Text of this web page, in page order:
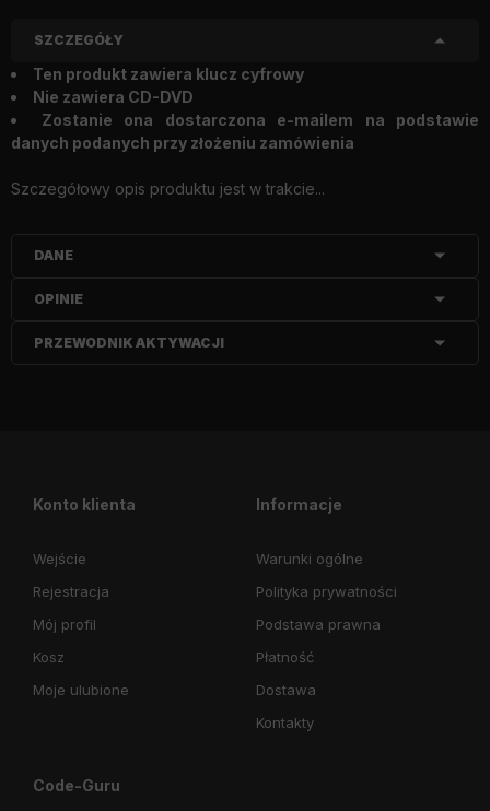
SZCZEGÓŁY
Ten produkt zawiera klucz cyfrowy
Nie zawiera CD-DVD
Zostanie ona dostarczona e-mailem na podstawie
danych podanych przy złożeniu zamówienia
Szczegółowy opis produktu jest w trakcie...
DANE
OPINIE
PRZEWODNIK AKTYWACJI
Konto klienta
Wejście
Rejestracja
Mój profil
Kosz
Moje ulubione
Informacje
Warunki ogólne
Polityka prywatności
Podstawa prawna
Płatność
Dostawa
Kontakty
Code-Guru